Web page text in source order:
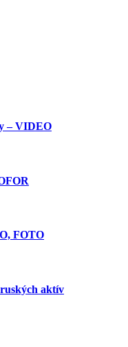
– VIDEO
FOTO
aktív